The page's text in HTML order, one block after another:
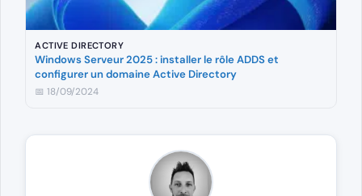
ACTIVE DIRECTORY
Windows Serveur 2025 : installer le rôle ADDS et
configurer un domaine Active Directory
📅 18/09/2024